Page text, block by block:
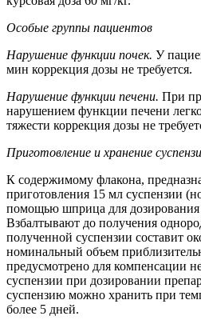
Особые группы пациентов
Нарушение функции почек. У
мин коррекция дозы не требуется.
Нарушение функции печени. При
нарушением функции печени
тяжести коррекция дозы не
Приготовление и хранение
К содержимому флакона,
приготовления 15 мл суспензии
помощью шприца для
Взбалтывают до получения
полученной суспензии составит
номинальный объем
предусмотрено для компенсации
суспензии при дозировании
суспензию можно хранить при
более 5 дней.